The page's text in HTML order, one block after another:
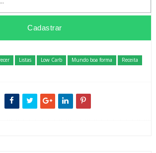
Listas Low Carb Mundo boa forma Receita